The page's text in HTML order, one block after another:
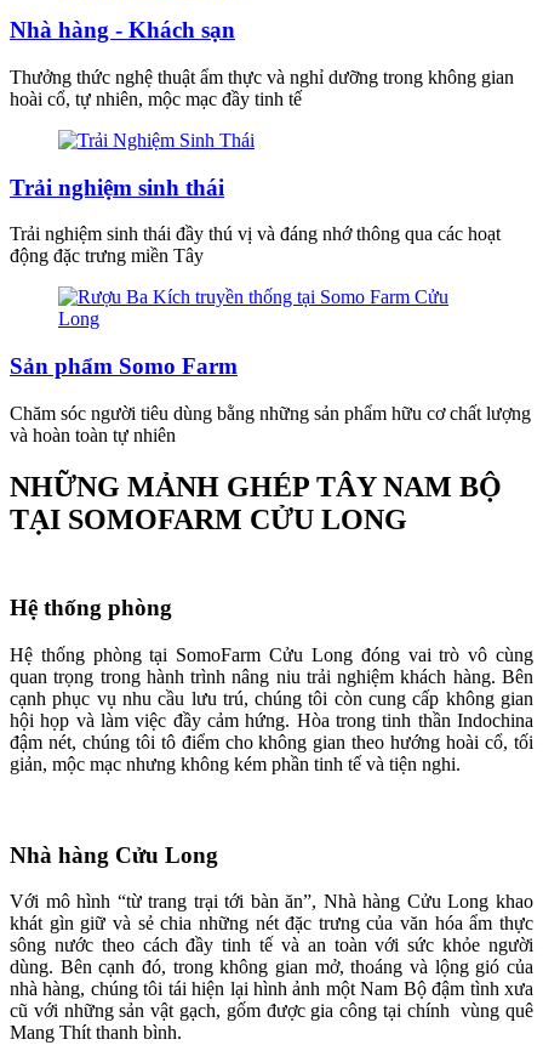
Nhà hàng - Khách sạn
Thưởng thức nghệ thuật ẩm thực và nghỉ dưỡng trong không gian
hoài cổ, tự nhiên, mộc mạc đầy tinh tế
Trải nghiệm sinh thái
Trải nghiệm sinh thái đầy thú vị và đáng nhớ thông qua các hoạt
động đặc trưng miền Tây
Sản phẩm Somo Farm
Chăm sóc người tiêu dùng bằng những sản phẩm hữu cơ chất lượng
và hoàn toàn tự nhiên
NHỮNG MẢNH GHÉP TÂY NAM BỘ
TẠI SOMOFARM CỬU LONG
Hệ thống phòng
Hệ thống phòng tại SomoFarm Cửu Long đóng vai trò vô cùng
quan trọng trong hành trình nâng niu trải nghiệm khách hàng. Bên
cạnh phục vụ nhu cầu lưu trú, chúng tôi còn cung cấp không gian
hội họp và làm việc đầy cảm hứng. Hòa trong tinh thần Indochina
đậm nét, chúng tôi tô điểm cho không gian theo hướng hoài cổ, tối
giản, mộc mạc nhưng không kém phần tinh tế và tiện nghi.
Nhà hàng Cửu Long
Với mô hình “từ trang trại tới bàn ăn”, Nhà hàng Cửu Long khao
khát gìn giữ và sẻ chia những nét đặc trưng của văn hóa ẩm thực
sông nước theo cách đầy tinh tế và an toàn với sức khỏe người
dùng. Bên cạnh đó, trong không gian mở, thoáng và lộng gió của
nhà hàng, chúng tôi tái hiện lại hình ảnh một Nam Bộ đậm tình xưa
cũ với những sản vật gạch, gốm được gia công tại chính vùng quê
Mang Thít thanh bình.